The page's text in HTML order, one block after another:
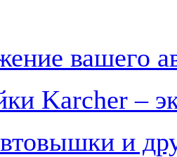
вашего
Karcher –
и